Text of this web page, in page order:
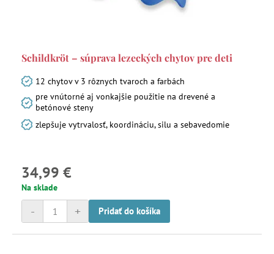
Schildkröt – súprava lezeckých chytov pre deti
12 chytov v 3 rôznych tvaroch a farbách
pre vnútorné aj vonkajšie použitie na drevené a
betónové steny
zlepšuje vytrvalosť, koordináciu, silu a sebavedomie
34,99 €
Na sklade
+
- Pridať do košíka